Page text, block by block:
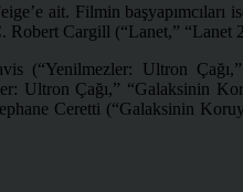
ait. Filmin
Robert Cargill (“Lanet,” “Lanet
Ultron Çağı,”
Ultron Çağı,” “Galaksinin
Ceretti (“Galaksinin